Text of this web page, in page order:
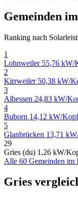
Gemeinden
Ranking nach
1
Lohnweiler 55,76 kW/
2
Kirrweiler 50,38 kW/
3
Albessen 24,83 kW/
4
Buborn 14,12 kW/Kopf
5
Glanbrücken 13,71
29
Gries (du) 1,26 kW/
Alle 60 Gemeinden
Gries